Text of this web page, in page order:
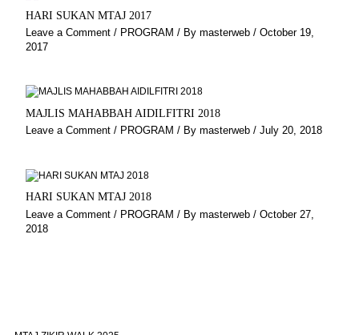
HARI SUKAN MTAJ 2017
Leave a Comment / PROGRAM / By masterweb / October 19,
2017
MAJLIS MAHABBAH AIDILFITRI 2018
Leave a Comment / PROGRAM / By masterweb / July 20, 2018
HARI SUKAN MTAJ 2018
Leave a Comment / PROGRAM / By masterweb / October 27,
2018